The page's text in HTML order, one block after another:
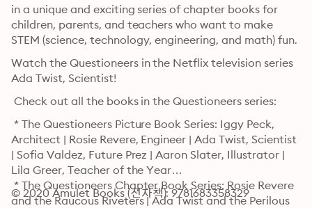
in a unique and exciting series of chapter books for
children, parents, and teachers who want to make
STEM (science, technology, engineering, and math) fun.
Watch the Questioneers in the Netflix television series
Ada Twist, Scientist!
Check out all the books in the Questioneers series:
* The Questioneers Picture Book Series: Iggy Peck,
Architect | Rosie Revere, Engineer | Ada Twist, Scientist
| Sofia Valdez, Future Prez | Aaron Slater, Illustrator |
Lila Greer, Teacher of the Year
* The Questioneers Chapter Book Series: Rosie Revere
and the Raucous Riveters | Ada Twist and the Perilous
© 2020 Amulet Books (전자책): 9781683358329